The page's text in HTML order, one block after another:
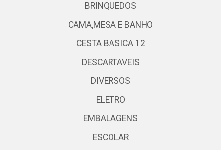
BRINQUEDOS
CAMA,MESA E BANHO
CESTA BASICA 12
DESCARTAVEIS
DIVERSOS
ELETRO
EMBALAGENS
ESCOLAR